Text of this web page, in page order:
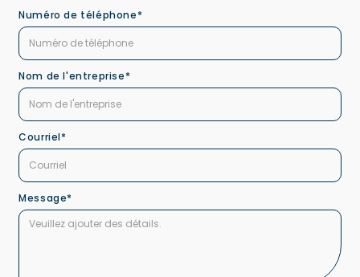
Numéro de téléphone*
Nom de l'entreprise*
Courriel*
Message*